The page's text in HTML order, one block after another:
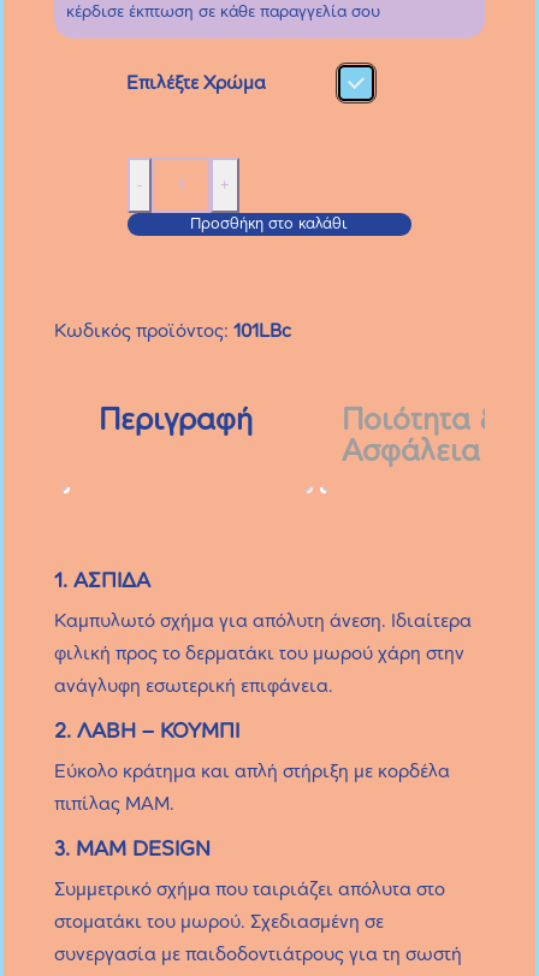
κέρδισε έκπτωση σε κάθε παραγγελία σου
Επιλέξτε Χρώμα
-
Καουτσούκ
μηνών
+
Προσθήκη στο καλάθι
Κωδικός προϊόντος: 101LBc
Περιγραφή
Ποιότητα &
Ασφάλεια
1. ΑΣΠΙΔΑ
Καμπυλωτό σχήμα για απόλυτη άνεση. Ιδιαίτερα
φιλική προς το δερματάκι του μωρού χάρη στην
ανάγλυφη εσωτερική επιφάνεια.
2. ΛΑΒΗ – ΚΟΥΜΠΙ
Εύκολο κράτημα και απλή στήριξη με κορδέλα
πιπίλας MAM.
3. MAM DESIGN
Συμμετρικό σχήμα που ταιριάζει απόλυτα στο
στοματάκι του μωρού. Σχεδιασμένη σε
συνεργασία με παιδοδοντιάτρους για τη σωστή